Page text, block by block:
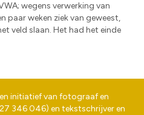
wegens verwerking van
paar weken ziek van geweest,
veld slaan. Het had het einde
initiatief van fotograaf en
346 046) en tekstschrijver en